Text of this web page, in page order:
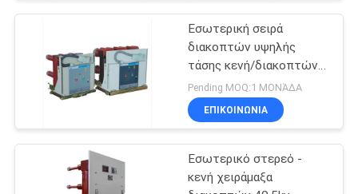
ΈΛΕΓΧΟΣ
ΕΛΆΤΕ
Εσωτερική σειρά
διακοπτών υψηλής
τάσης κενή/διακοπτών
VS1-12 Hv
Pending MOQ:1 ΜΟΝΆΔΑ
ΕΠΙΚΟΙΝΩΝΊΑ
Εσωτερικό στερεό -
κενή χειράμαξα